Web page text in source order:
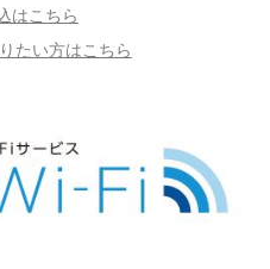
はこちら
たい方はこちら